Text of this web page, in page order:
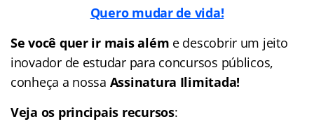
Quero mudar de vida!
Se você quer ir mais além e descobrir um jeito
inovador de estudar para concursos públicos,
conheça a nossa Assinatura Ilimitada!
Veja os principais recursos: